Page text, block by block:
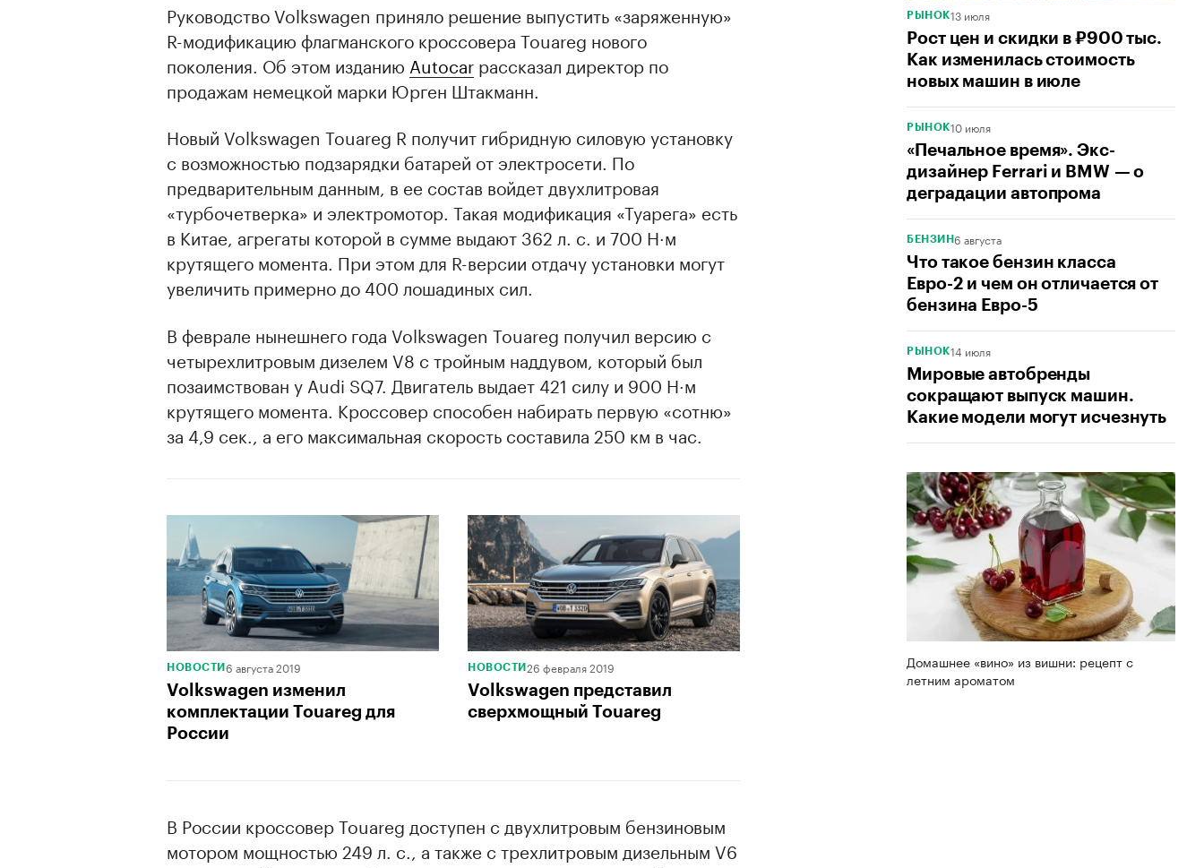
РЫНОК13 июля
Рост цен и скидки в ₽900 тыс.
Как изменилась стоимость
новых машин в июле
РЫНОК10 июля
«Печальное время». Экс-
дизайнер Ferrari и BMW — о
деградации автопрома
БЕНЗИН6 августа
Что такое бензин класса
Евро-2 и чем он отличается от
бензина Евро-5
РЫНОК14 июля
Мировые автобренды
сокращают выпуск машин.
Какие модели могут исчезнуть
Домашнее «вино» из вишни: рецепт с
летним ароматом
Руководство Volkswagen приняло решение выпустить «заряженную»
R-модификацию флагманского кроссовера Touareg нового
поколения. Об этом изданию Autocar рассказал директор по
продажам немецкой марки Юрген Штакманн.
Новый Volkswagen Touareg R получит гибридную силовую установку
с возможностью подзарядки батарей от электросети. По
предварительным данным, в ее состав войдет двухлитровая
«турбочетверка» и электромотор. Такая модификация «Туарега» есть
в Китае, агрегаты которой в сумме выдают 362 л. с. и 700 Н·м
крутящего момента. При этом для R-версии отдачу установки могут
увеличить примерно до 400 лошадиных сил.
00:00 / 00:00
В феврале нынешнего года Volkswagen Touareg получил версию с
четырехлитровым дизелем V8 с тройным наддувом, который был
позаимствован у Audi SQ7. Двигатель выдает 421 силу и 900 Н·м
крутящего момента. Кроссовер способен набирать первую «сотню»
за 4,9 сек., а его максимальная скорость составила 250 км в час.
НОВОСТИ 6 августа 2019
Volkswagen изменил
комплектации Touareg для
России
НОВОСТИ 26 февраля 2019
Volkswagen представил
сверхмощный Touareg
В России кроссовер Touareg доступен с двухлитровым бензиновым
мотором мощностью 249 л. с., а также с трехлитровым дизельным V6